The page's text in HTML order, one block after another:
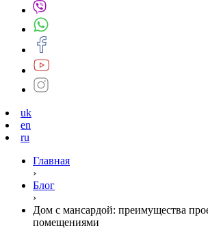
uk
en
ru
Главная
›
Блог
›
Дом с мансардой: преимущества
помещениями